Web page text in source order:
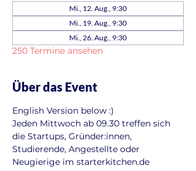
Mi., 12. Aug., 9:30
Mi., 19. Aug., 9:30
Mi., 26. Aug., 9:30
250 Termine ansehen
Über das Event
English Version below :)
Jeden Mittwoch ab 09.30 treffen sich
die Startups, Gründer:innen,
Studierende, Angestellte oder
Neugierige im starterkitchen.de